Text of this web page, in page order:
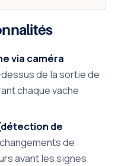
via caméra
de la sortie de
chaque vache
de
de
avant les signes